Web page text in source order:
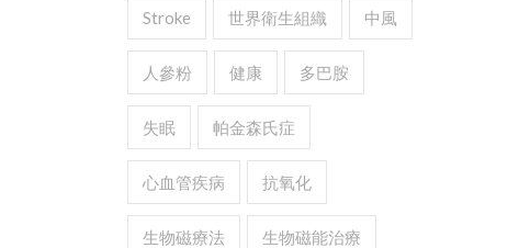
Stroke 世界衛生組織 中風
人參粉 健康 多巴胺
失眠 帕金森氏症
心血管疾病 抗氧化
生物磁療法 生物磁能治療